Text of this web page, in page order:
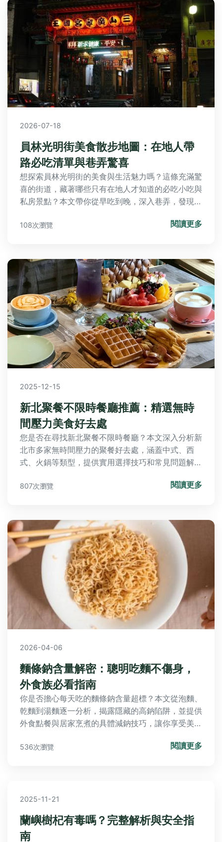
2026-07-18
員林光明街美食散步地圖：在地人帶
路必吃清單與巷弄驚喜
想探索員林光明街的美食與生活魅力嗎？這條充滿驚
喜的街道，藏著哪些只有在地人才知道的必吃小吃與
私房景點？本文帶你從早吃到晚，深入巷弄，發現光
108次瀏覽 閱讀更多
2025-12-15
新北聚餐不限時餐廳推薦：精選無時
間壓力美食好去處
您是否在尋找新北聚餐不限時餐廳？本文深入分析新
北市多家無時間壓力的聚餐好去處，涵蓋中式、西
式、火鍋等類型，提供實用選擇技巧和常見問題解
807次瀏覽 閱讀更多
2026-04-06
麵條鈉含量解密：聰明吃麵不傷身，
外食族必看指南
你是否擔心每天吃的麵條鈉含量超標？本文從泡麵、
乾麵到湯麵逐一分析，揭露隱藏的高鈉陷阱，並提供
外食點餐與居家烹煮的具體減鈉技巧，讓你享受美味
536次瀏覽 閱讀更多
2025-11-21
蘭嶼樹杞有毒嗎？完整解析與安全指
南